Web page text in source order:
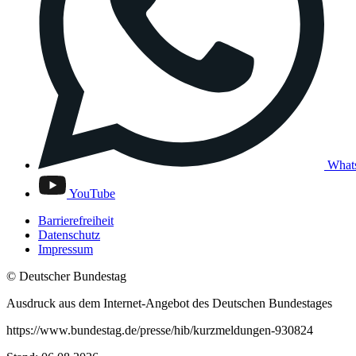
YouTube
Barrierefreiheit
Datenschutz
Impressum
© Deutscher Bundestag
Ausdruck aus dem Internet-Angebot des Deutschen Bundestages
https://www.bundestag.de/presse/hib/kurzmeldungen-930824